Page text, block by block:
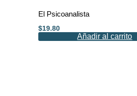
El Psicoanalista
$19.80
Añadir al carrito